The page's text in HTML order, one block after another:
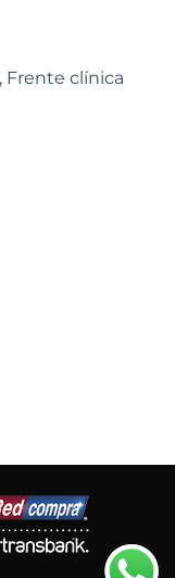
Frente clínica